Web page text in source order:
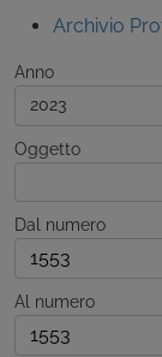
Archivio
Anno
Oggetto
Dal numero
Al numero